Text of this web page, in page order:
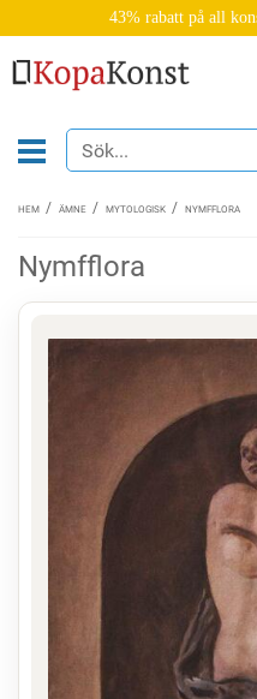
43% rabatt på all
HEM ÄMNE MYTOLOGISK NYMFFLORA
Nymfflora